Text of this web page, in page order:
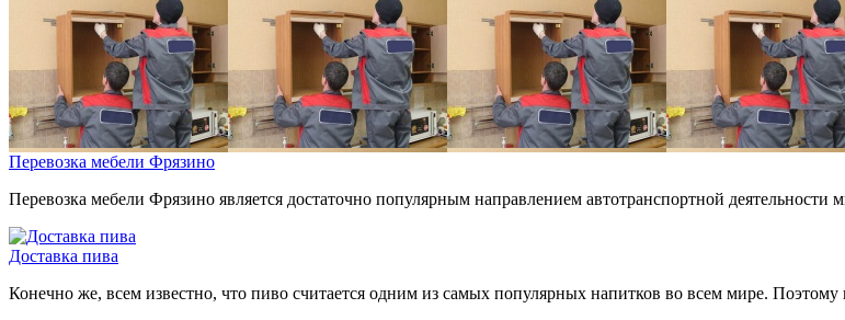
Перевозка мебели Фрязино
Перевозка мебели Фрязино является достаточно популярным направлением автотранспортной деятельности
Доставка пива
Конечно же, всем известно, что пиво считается одним из самых популярных напитков во всем мире.